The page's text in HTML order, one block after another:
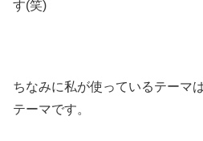
す(笑)
ちなみに私が使っているテーマ
テーマです。